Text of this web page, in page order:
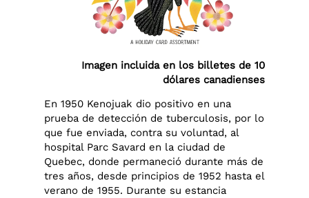
Imagen incluida en los billetes de 10
dólares canadienses
En 1950 Kenojuak dio positivo en una
prueba de detección de tuberculosis, por lo
que fue enviada, contra su voluntad, al
hospital Parc Savard en la ciudad de
Quebec, donde permaneció durante más de
tres años, desde principios de 1952 hasta el
verano de 1955. Durante su estancia